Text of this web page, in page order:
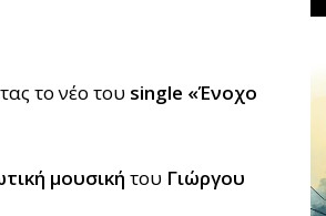
το νέο του single «Ένοχο
μουσική του Γιώργου